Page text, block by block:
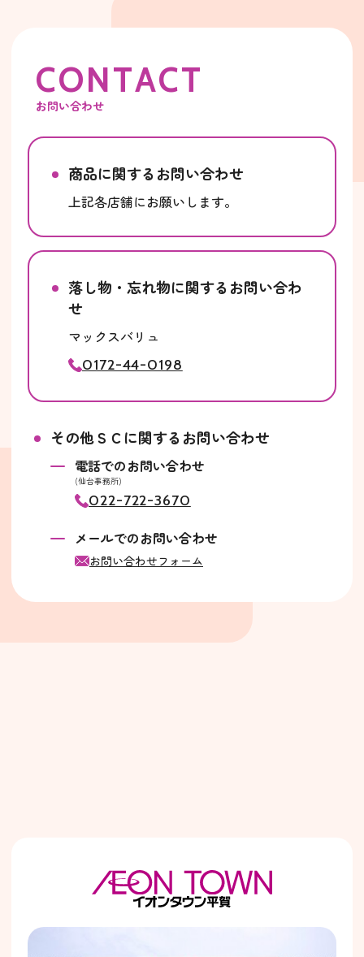
CONTACT
お問い合わせ
商品に関するお問い合わせ
上記各店舗にお願いします。
落し物・忘れ物に関するお問い合わ
せ
マックスバリュ
0172-44-0198
その他ＳＣに関するお問い合わせ
電話でのお問い合わせ
(仙台事務所)
022-722-3670
メールでのお問い合わせ
お問い合わせフォーム